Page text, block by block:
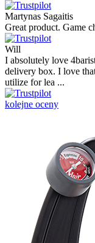
Martynas Sagaitis
Great product. Game
Will
I absolutely love
delivery box. I love
utilize for lea ...
kolejne oceny